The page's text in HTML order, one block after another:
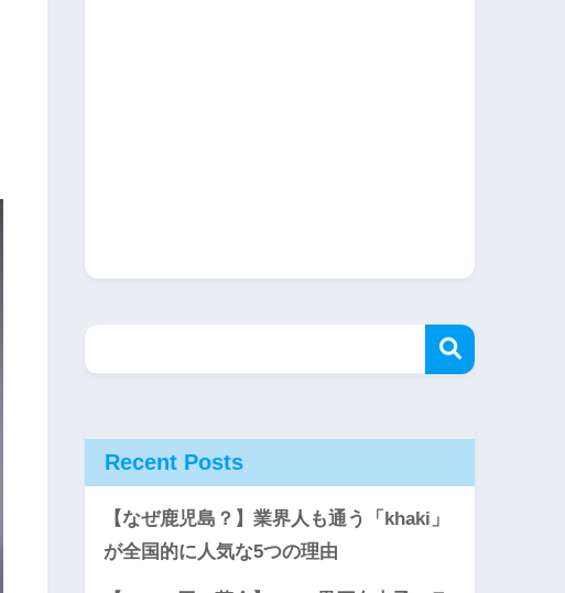
Recent Posts
【なぜ鹿児島？】業界人も通う「khaki」
が全国的に人気な5つの理由